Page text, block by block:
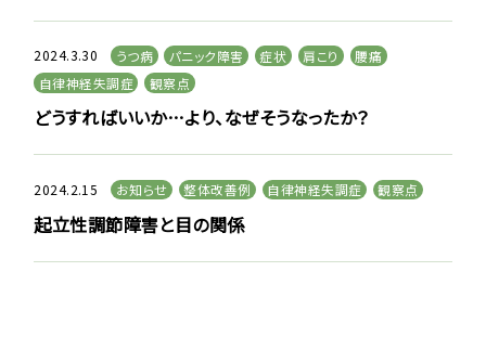
2024.3.30 うつ病 パニック障害 症状 肩こり
腰痛
自律神経失調症
観察点
どうすればいいか…より、なぜそうなったか？
2024.2.15 お知らせ 整体改善例 自律神経失調症 観察点
起立性調節障害と目の関係